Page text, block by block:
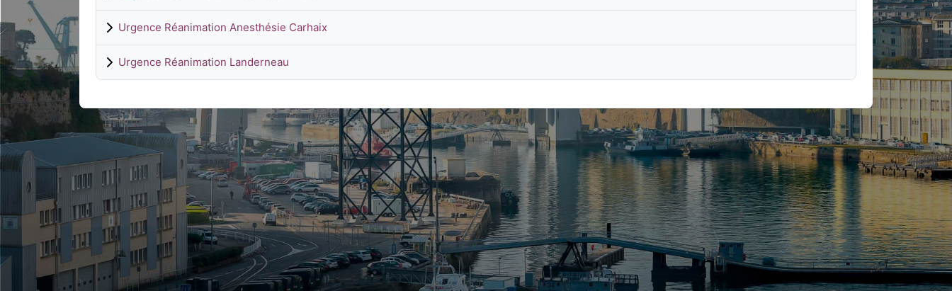
Urgence Réanimation Anesthésie Carhaix
Urgence Réanimation Landerneau